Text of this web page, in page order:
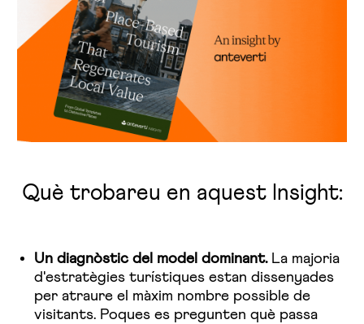
Què trobareu en aquest Insight:
Un diagnòstic del model dominant.La majoria
d'estratègies turístiques estan dissenyades
per atraure el màxim nombre possible de
visitants. Poques es pregunten què passa